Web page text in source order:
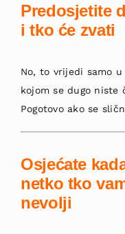
Predosjetite
i tko će zvati
No, to vrijedi samo
kojom se dugo niste
Pogotovo ako se
Osjećate
netko tko
nevolji